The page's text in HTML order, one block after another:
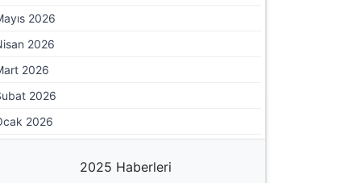
2026
2026
2026
2026
2026
2025 Haberleri